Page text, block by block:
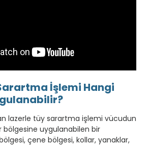
İşlemi Hangi
lazerle tüy sarartma işlemi vücudun
uygulanabilen bir
bölgesi, çene bölgesi, kollar, yanaklar,